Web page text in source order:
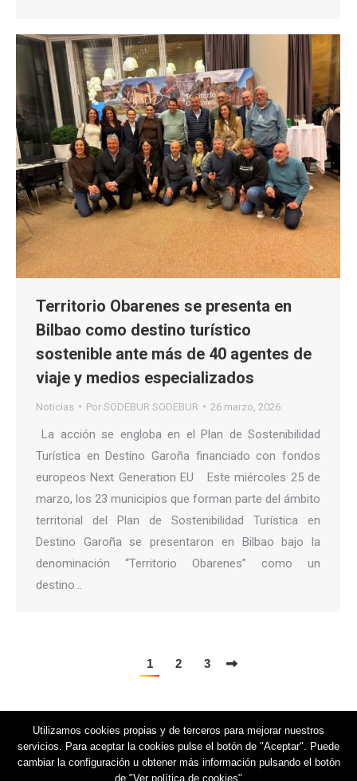
Territorio Obarenes se presenta en
Bilbao como destino turístico
sostenible ante más de 40 agentes de
viaje y medios especializados
Noticias Por SODEBUR SODEBUR 26 marzo, 2026
La acción se engloba en el Plan de Sostenibilidad
Turística en Destino Garoña financiado con fondos
europeos Next Generation EU Este miércoles 25 de
marzo, los 23 municipios que forman parte del ámbito
territorial del Plan de Sostenibilidad Turística en
Destino Garoña se presentaron en Bilbao bajo la
denominación “Territorio Obarenes” como un
destino…
1 2 3
Utilizamos cookies propias y de terceros para mejorar nuestros
servicios. Para aceptar la cookies pulse el botón de "Aceptar". Puede
cambiar la configuración u obtener más información pulsando el botón
de "Ver política de cookies"